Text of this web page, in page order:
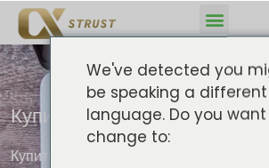
Купить оптом лучшие
нержавеющей
Купить оптом лучшие плоские
We've detected you
be speaking a different
language. Do you
change to: